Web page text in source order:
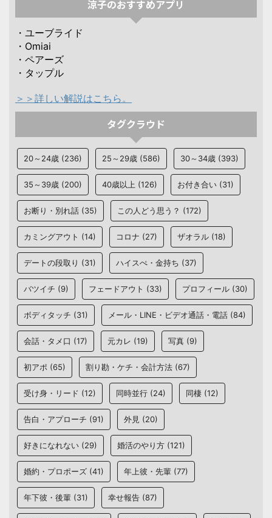
涼子のおすすめアプリ
・ユーブライド
・Omiai
・ペアーズ
・タップル
＞＞詳しい解説はこちら。
タグクラウド
20～24歳 (236) 25～29歳 (586) 30～34歳 (393)
35～39歳 (200) 40歳以上 (126) お付き合い (31)
お断り・別れ話 (35) この人どう思う？ (172)
カミングアウト (14) コロナ (27) ザオラル (18)
デートの段取り (31) ハイスぺ・金持ち (37)
バツイチ (9) フェードアウト (33) プロフィール (30)
ボディタッチ (31) メール・LINE・ビデオ通話・電話 (84)
会話・タメ口 (17) 元カレ (19) 写真 (9)
初アポ (65) 割り勘・ケチ・会計方法 (67)
受け身・リード (12) 同時並行 (24) 同棲 (12)
告白・アプローチ (91) 外見 (20)
好きになれない (29) 婚活のやり方 (121)
婚約・プロポーズ (41) 年上彼・先輩 (77)
年下彼・後輩 (31) 幸せ報告 (87)